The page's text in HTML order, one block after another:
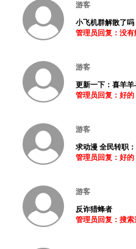
游客
小飞机群解散了吗
管理员回复：没
游客
更新一下：喜羊羊
管理员回复：好的
游客
求动漫 全民转职
管理员回复：好的
游客
反诈猎蜂者
管理员回复：搜